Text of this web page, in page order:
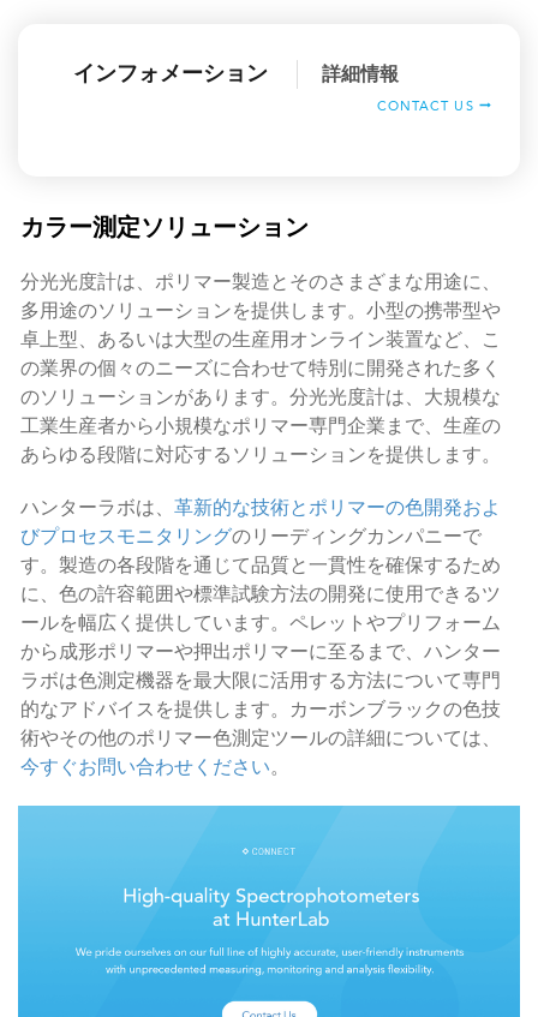
インフォメーション 詳細情報
CONTACT US
カラー測定ソリューション
分光光度計は、ポリマー製造とそのさまざまな用途に、
多用途のソリューションを提供します。小型の携帯型や
卓上型、あるいは大型の生産用オンライン装置など、こ
の業界の個々のニーズに合わせて特別に開発された多く
のソリューションがあります。分光光度計は、大規模な
工業生産者から小規模なポリマー専門企業まで、生産の
あらゆる段階に対応するソリューションを提供します。
ハンターラボは、 革新的な技術とポリマーの色開発およ
びプロセスモニタリングのリーディングカンパニーで
す。製造の各段階を通じて品質と一貫性を確保するため
に、色の許容範囲や標準試験方法の開発に使用できるツ
ールを幅広く提供しています。ペレットやプリフォーム
から成形ポリマーや押出ポリマーに至るまで、ハンター
ラボは色測定機器を最大限に活用する方法について専門
的なアドバイスを提供します。カーボンブラックの色技
術やその他のポリマー色測定ツールの詳細については、
今すぐお問い合わせください。